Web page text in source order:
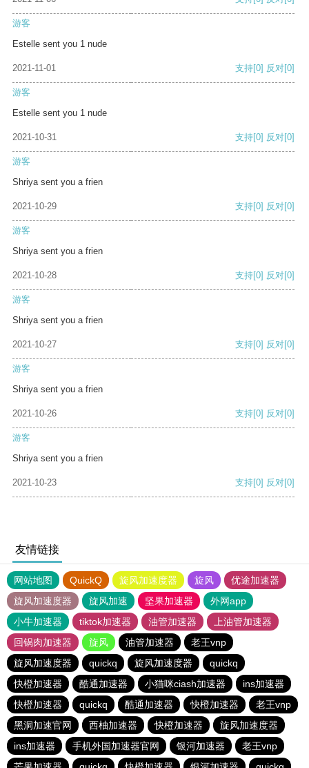
游客
Estelle sent you 1 nude
2021-11-01 支持[0] 反对[0]
游客
Estelle sent you 1 nude
2021-10-31 支持[0] 反对[0]
游客
Shriya sent you a frien
2021-10-29 支持[0] 反对[0]
游客
Shriya sent you a frien
2021-10-28 支持[0] 反对[0]
游客
Shriya sent you a frien
2021-10-27 支持[0] 反对[0]
游客
Shriya sent you a frien
2021-10-26 支持[0] 反对[0]
游客
Shriya sent you a frien
2021-10-23 支持[0] 反对[0]
友情链接
网站地图 QuickQ 旋风加速度器 旋风
优途加速器
旋风加速度器
旋风加速 坚果加速器
外网app
小牛加速器
tiktok加速器 油管加速器
上油管加速器
回锅肉加速器
旋风 油管加速器
老王vnp
旋风加速度器
quickq 旋风加速度器
quickq
快橙加速器
酷通加速器 小猫咪ciash加速器
ins加速器
快橙加速器
quickq 酷通加速器 快橙加速器
老王vnp
黑洞加速官网
西柚加速器 快橙加速器
旋风加速度器
ins加速器
手机外国加速器官网 银河加速器
老王vnp